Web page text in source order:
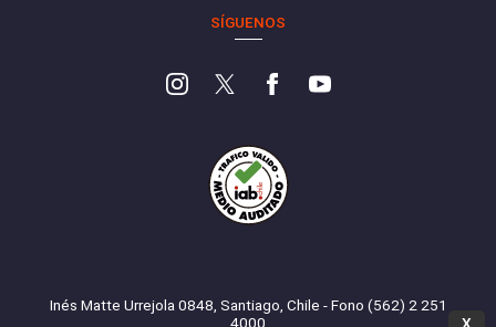
SÍGUENOS
Inés Matte Urrejola 0848, Santiago, Chile - Fono (562) 2 251
4000
X